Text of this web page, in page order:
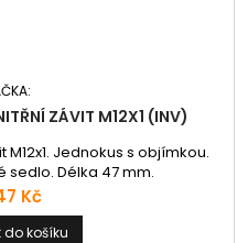
ZÁVIT M12X1 (INV)
Jednokus s objímkou.
sedlo. Délka 47 mm.
Kč
do košíku